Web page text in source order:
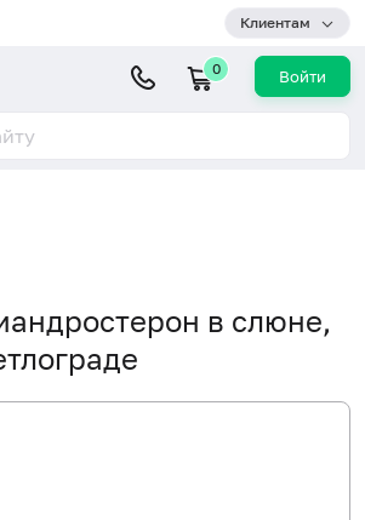
Клиентам
0 Войти
в слюне,